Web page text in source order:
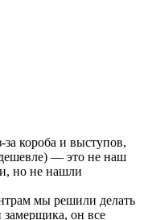
короба и выступов,
— это не наш
но не нашли
мы решили делать
он все